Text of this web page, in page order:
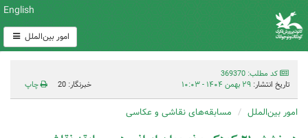
English
امور بین‌الملل
کد مطلب: 369370
تاریخ انتشار: ۲۹ بهمن ۱۴۰۴ - ۱۰:۰۳ خبرنگار: 20 چاپ
امور بین‌الملل مسابقه‌های نقاشی و عکاسی